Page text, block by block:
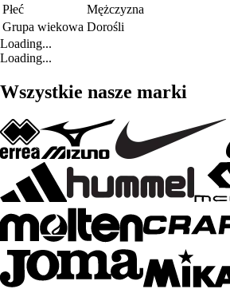
Płeć
Mężczyzna
Grupa wiekowa Dorośli
Loading...
Loading...
Wszystkie nasze marki